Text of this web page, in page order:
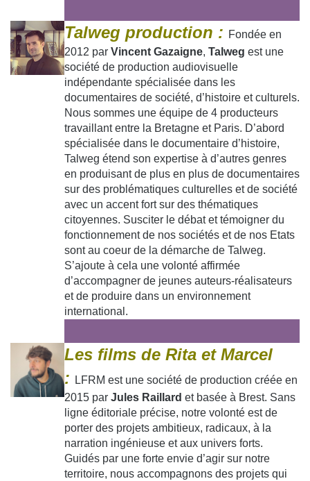
Talweg production : Fondée en
2012 par Vincent Gazaigne, Talweg est une
société de production audiovisuelle
indépendante spécialisée dans les
documentaires de société, d’histoire et culturels.
Nous sommes une équipe de 4 producteurs
travaillant entre la Bretagne et Paris. D’abord
spécialisée dans le documentaire d’histoire,
Talweg étend son expertise à d’autres genres
en produisant de plus en plus de documentaires
sur des problématiques culturelles et de société
avec un accent fort sur des thématiques
citoyennes. Susciter le débat et témoigner du
fonctionnement de nos sociétés et de nos Etats
sont au coeur de la démarche de Talweg.
S’ajoute à cela une volonté affirmée
d’accompagner de jeunes auteurs-réalisateurs
et de produire dans un environnement
international.
Les films de Rita et Marcel
:
LFRM est une société de production créée en
2015 par Jules Raillard et basée à Brest. Sans
ligne éditoriale précise, notre volonté est de
porter des projets ambitieux, radicaux, à la
narration ingénieuse et aux univers forts.
Guidés par une forte envie d’agir sur notre
territoire, nous accompagnons des projets qui